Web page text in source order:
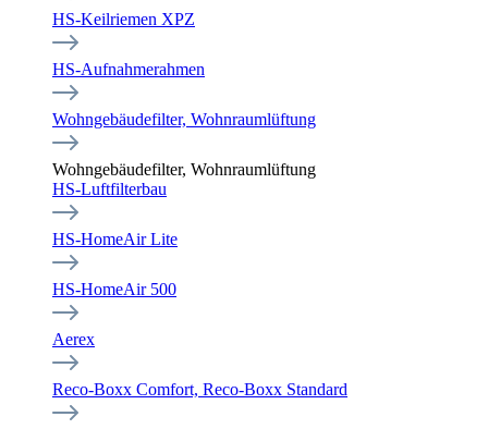
HS-Keilriemen XPZ
HS-Aufnahmerahmen
Wohngebäudefilter, Wohnraumlüftung
Wohngebäudefilter, Wohnraumlüftung
HS-Luftfilterbau
HS-HomeAir Lite
HS-HomeAir 500
Aerex
Reco-Boxx Comfort, Reco-Boxx Standard